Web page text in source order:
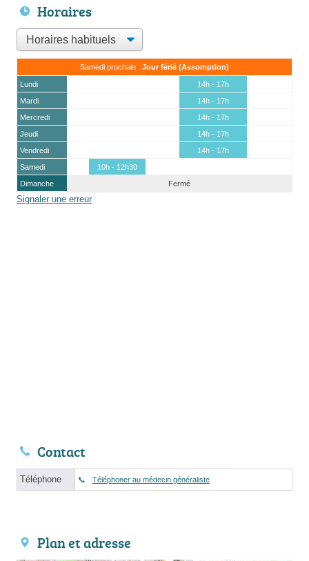
Horaires
Samedi prochain : Jour férié (Assomption)
Lundi
14h - 17h
Mardi
14h - 17h
Mercredi
14h - 17h
Jeudi
14h - 17h
Vendredi
14h - 17h
Samedi
10h - 12h30
Dimanche
Fermé
Signaler une erreur
Contact
Téléphone Téléphoner au médecin généraliste
Plan et adresse